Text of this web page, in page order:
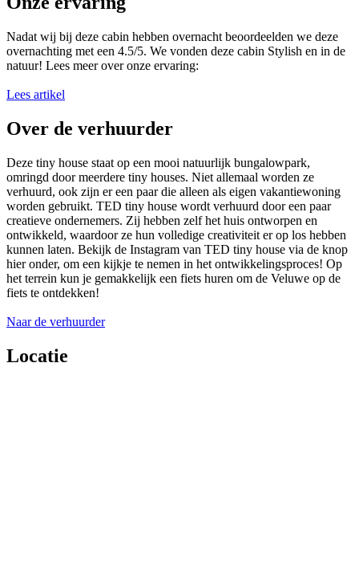
Nadat wij bij deze cabin hebben overnacht beoordeelden we deze
overnachting met een 4.5/5. We vonden deze cabin Stylish en in de
natuur! Lees meer over onze ervaring:
Lees artikel
Over de verhuurder
Deze tiny house staat op een mooi natuurlijk bungalowpark,
omringd door meerdere tiny houses. Niet allemaal worden ze
verhuurd, ook zijn er een paar die alleen als eigen vakantiewoning
worden gebruikt. TED tiny house wordt verhuurd door een paar
creatieve ondernemers. Zij hebben zelf het huis ontworpen en
ontwikkeld, waardoor ze hun volledige creativiteit er op los hebben
kunnen laten. Bekijk de Instagram van TED tiny house via de knop
hier onder, om een kijkje te nemen in het ontwikkelingsproces! Op
het terrein kun je gemakkelijk een fiets huren om de Veluwe op de
fiets te ontdekken!
Naar de verhuurder
Locatie